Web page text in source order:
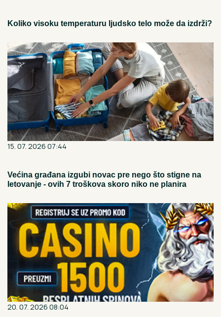
Koliko visoku temperaturu ljudsko telo može da izdrži?
15. 07. 2026 07:44
Većina građana izgubi novac pre nego što stigne na
letovanje - ovih 7 troškova skoro niko ne planira
20. 07. 2026 08:04